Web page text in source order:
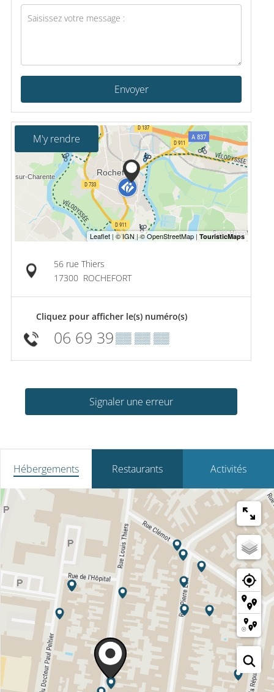
Envoyer
M'y rendre
56 rue Thiers
17300 ROCHEFORT
Cliquez pour afficher le(s) numéro(s)
06 69 39▒▒ ▒▒ ▒▒
Signaler une erreur
Hébergements Restaurants Activités